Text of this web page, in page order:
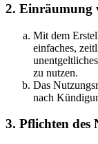
2. Einräumung
Mit dem
einfaches,
zu nutzen.
Das
nach
3. Pflichten des